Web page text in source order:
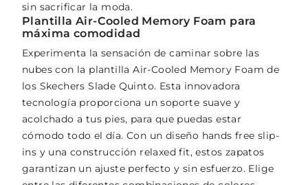
sin sacrificar la moda.
Plantilla Air-Cooled Memory Foam para
máxima comodidad
Experimenta la sensación de caminar sobre las
nubes con la plantilla Air-Cooled Memory Foam de
los Skechers Slade Quinto. Esta innovadora
tecnología proporciona un soporte suave y
acolchado a tus pies, para que puedas estar
cómodo todo el día. Con un diseño hands free slip-
ins y una construcción relaxed fit, estos zapatos
garantizan un ajuste perfecto y sin esfuerzo. Elige